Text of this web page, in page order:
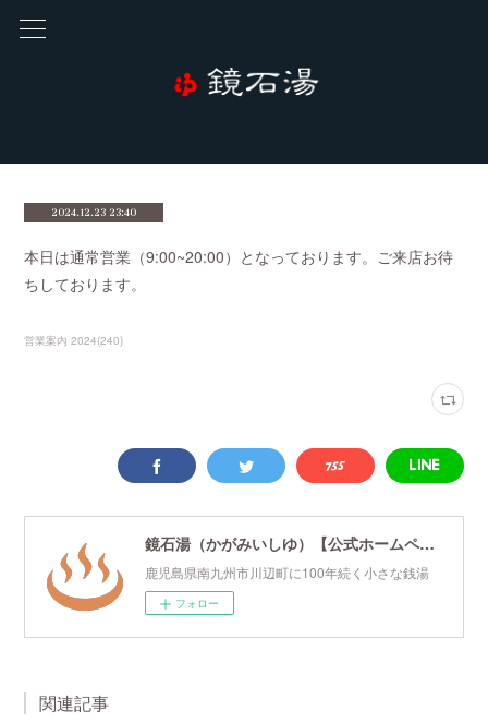
2024.12.23 23:40
本日は通常営業（9:00~20:00）となっております。ご来店お待
ちしております。
営業案内 2024(240)
鏡石湯（かがみいしゆ）【公式ホームページ】
鹿児島県南九州市川辺町に100年続く小さな銭湯
フォロー
関連記事